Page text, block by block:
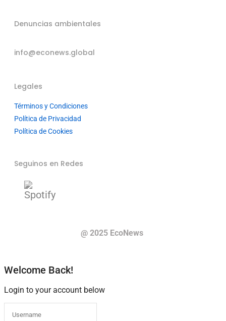
Denuncias ambientales
info@econews.global
Legales
Términos y Condiciones
Política de Privacidad
Política de Cookies
Seguinos en Redes
@ 2025 EcoNews
Welcome Back!
Login to your account below